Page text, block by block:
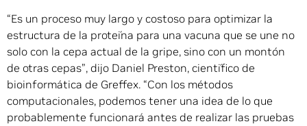
“Es un proceso muy largo y costoso para optimizar la
estructura de la proteína para una vacuna que se une no
solo con la cepa actual de la gripe, sino con un montón
de otras cepas”, dijo Daniel Preston, científico de
bioinformática de Greffex. “Con los métodos
computacionales, podemos tener una idea de lo que
probablemente funcionará antes de realizar las pruebas